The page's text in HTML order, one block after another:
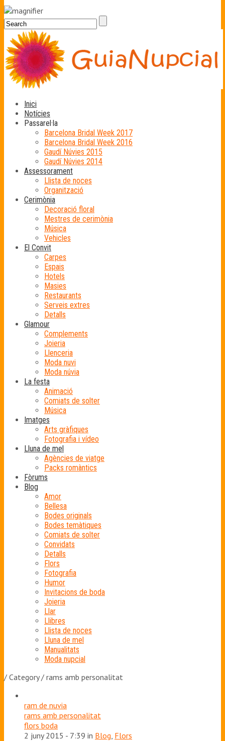
Inici
Notícies
Passarel·la
Barcelona Bridal Week 2017
Barcelona Bridal Week 2016
Gaudí Núvies 2015
Gaudí Núvies 2014
Assessorament
Llista de noces
Organització
Cerimònia
Decoració floral
Mestres de cerimònia
Música
Vehicles
El Convit
Carpes
Espais
Hotels
Masies
Restaurants
Serveis extres
Detalls
Glamour
Complements
Joieria
Llenceria
Moda nuvi
Moda núvia
La festa
Animació
Comiats de solter
Música
Imatges
Arts gràfiques
Fotografia i vídeo
Lluna de mel
Agències de viatge
Packs romàntics
Fòrums
Blog
Amor
Bellesa
Bodes originals
Bodes temàtiques
Comiats de solter
Convidats
Detalls
Flors
Fotografia
Humor
Invitacions de boda
Joieria
Llar
Llibres
Llista de noces
Lluna de mel
Manualitats
Moda nupcial
/ Category / rams amb personalitat
ram de nuvia
rams amb personalitat
flors boda
2 juny 2015 - 7:39 in Blog, Flors